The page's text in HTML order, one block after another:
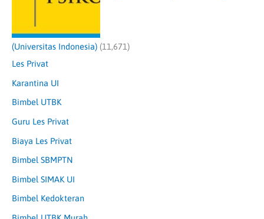
(Universitas Indonesia) (11,671)
Les Privat
Karantina UI
Bimbel UTBK
Guru Les Privat
Biaya Les Privat
Bimbel SBMPTN
Bimbel SIMAK UI
Bimbel Kedokteran